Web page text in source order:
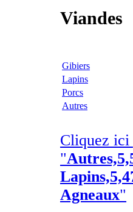
Viandes
Gibiers
Lapins
Porcs
Autres
Cliquez ici
"
Agneaux"